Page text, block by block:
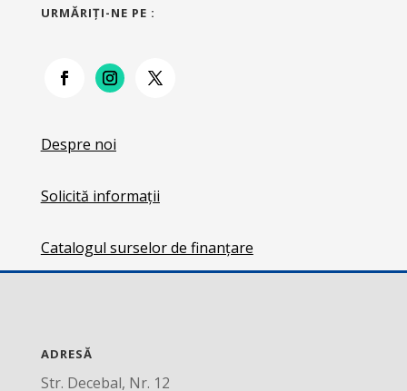
URMĂRIŢI-NE PE :
Despre noi
Solicită informații
Catalogul surselor de finanțare
ADRESĂ
Str. Decebal, Nr. 12